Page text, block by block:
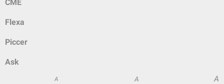
CME
Flexa
Piccer
Ask
A A A